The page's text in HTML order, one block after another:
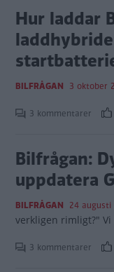
Hur laddar
BILFRÅGAN 3 oktober
3 kommentarer
Bilfrågan:
uppdatera
BILFRÅGAN 24 augusti
verkligen rimligt?"
3 kommentarer